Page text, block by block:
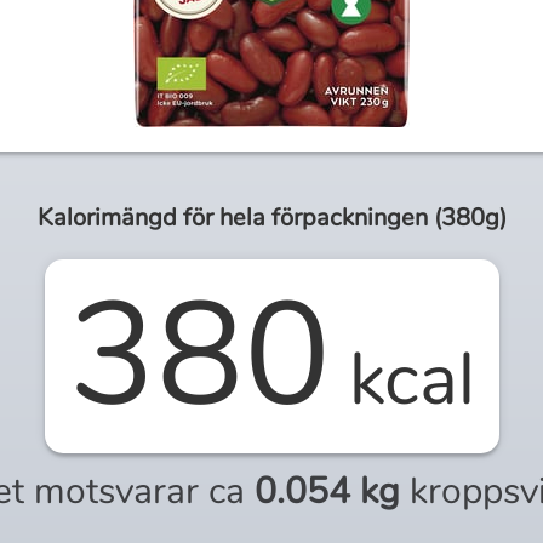
Kalorimängd förhela förpackningen (380g)
380 kcal
motsvarar ca 0.054 kg